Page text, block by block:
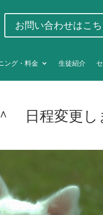
お問い合わせはこち
ング・料金 生徒紹介
日程変更し